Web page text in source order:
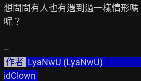
想問問有人也有遇到過一樣情形
呢？
作者 LyaNwU
idClown